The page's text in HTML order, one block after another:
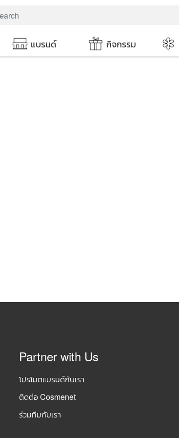
แบรนด์ กิจกรรม
Partner with Us
โปรโมตแบรนด์กับเรา
ติดต่อ Cosmenet
ร่วมทีมกับเรา